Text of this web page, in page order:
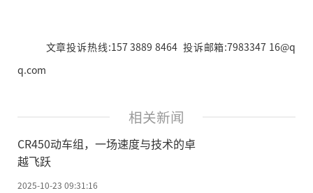
文章投诉热线:157 3889 8464 投诉邮箱:7983347 16@q
q.com
相关新闻
CR450动车组，一场速度与技术的卓
越飞跃
2025-10-23 09:31:16